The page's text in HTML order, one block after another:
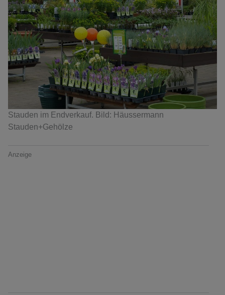
Stauden im Endverkauf. Bild: Häussermann
Stauden+Gehölze
Anzeige